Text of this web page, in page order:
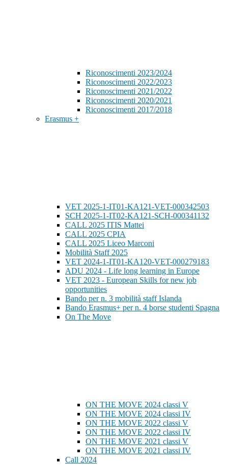
Riconoscimenti 2023/2024
Riconoscimenti 2022/2023
Riconoscimenti 2021/2022
Riconoscimenti 2020/2021
Riconoscimenti 2017/2018
Erasmus +
VET 2025-1-IT01-KA121-VET-000342503
SCH 2025-1-IT02-KA121-SCH-000341132
CALL 2025 ITIS Mattei
CALL 2025 CPIA
CALL 2025 Liceo Marconi
Mobilità Staff 2025
VET 2024-1-IT01-KA120-VET-000279183
ADU 2024 - Life long learning in Europe
VET 2023 - European Skills for new job
opportunities
Bando per n. 3 mobilità staff Islanda
Bando Erasmus+ per n. 4 borse studenti Spagna
On The Move
ON THE MOVE 2024 classi V
ON THE MOVE 2024 classi IV
ON THE MOVE 2022 classi V
ON THE MOVE 2022 classi IV
ON THE MOVE 2021 classi V
ON THE MOVE 2021 classi IV
Call 2024